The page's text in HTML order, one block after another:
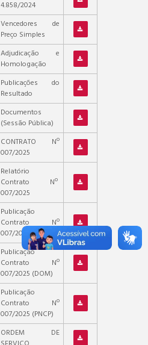
4.858/2024
Vencedores de
Preço Simples
Adjudicação e
Homologação
Publicações do
Resultado
Documentos
(Sessão Pública)
CONTRATO Nº
007/2025
Relatório
Contrato Nº
007/2025
Publicação
Contrato Nº
007/2025 (DOE)
Publicação
Contrato Nº
007/2025 (DOM)
Publicação
Contrato Nº
007/2025 (PNCP)
ORDEM DE